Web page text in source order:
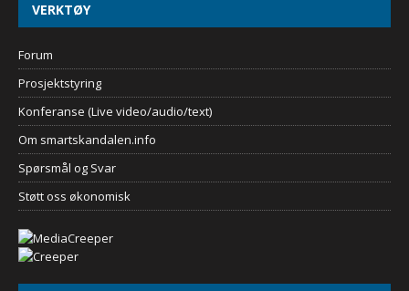
VERKTØY
Forum
Prosjektstyring
Konferanse (Live video/audio/text)
Om smartskandalen.info
Spørsmål og Svar
Støtt oss økonomisk